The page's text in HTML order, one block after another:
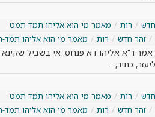
רות
מאמר מי הוא אליהו תמד-תמט
זהר חדש רות מאמר מי הוא אליהו
ר"א אליהו דא פנחס. אי בשביל
כתיב,…
רות
מאמר מי הוא אליהו תמד-תמט
זהר חדש רות מאמר מי הוא אליהו